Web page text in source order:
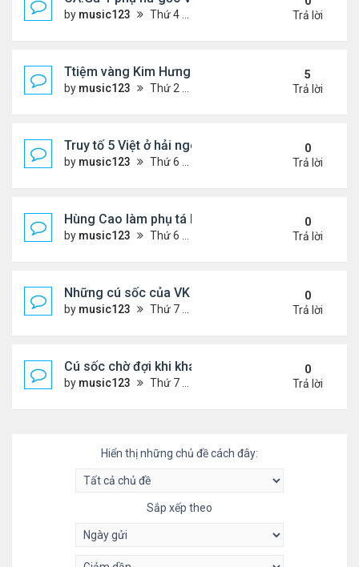
by music123 Thứ 4 Tháng 10 22, 2025 5:05 pm
Trả lời
Ttiệm vàng Kim Hưng phẫn uất sau vụ cướp
by music123 Thứ 2 Tháng 9 08, 2025 11:54 am
5
Trả lời
Truy tố 5 Việt ở hải ngoại chống chính quyền nhân
by music123 Thứ 6 Tháng 10 03, 2025 6:23 pm
0
Trả lời
Hùng Cao làm phụ tá bộ trưởngHải Quân
by music123 Thứ 6 Tháng 10 03, 2025 6:01 pm
0
Trả lời
Những cú sốc của VK về nước làm việc
by music123 Thứ 7 Tháng 9 27, 2025 2:29 pm
0
Trả lời
Cú sốc chờ đợi khi khám bệnh của ng Việt ở nước
by music123 Thứ 7 Tháng 9 27, 2025 2:22 pm
0
Trả lời
Hiển thị những chủ đề cách đây:
Sắp xếp theo